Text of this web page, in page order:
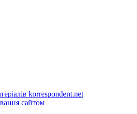
korrespondent.net
сайтом